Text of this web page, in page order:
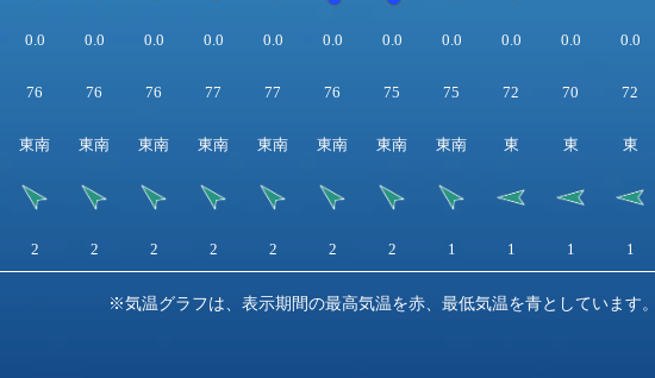
0.0 0.0 0.0 0.0 0.0 0.0 0.0 0.0 0.0 0.0 0.0
76 76 76 77 77 76 75 75 72 70 72
東南 東南 東南 東南 東南 東南 東南 東南 東 東 東
2 2 2 2 2 2 2 1 1 1 1
※気温グラフは、表示期間の最高気温を赤、最低気温を青としています。